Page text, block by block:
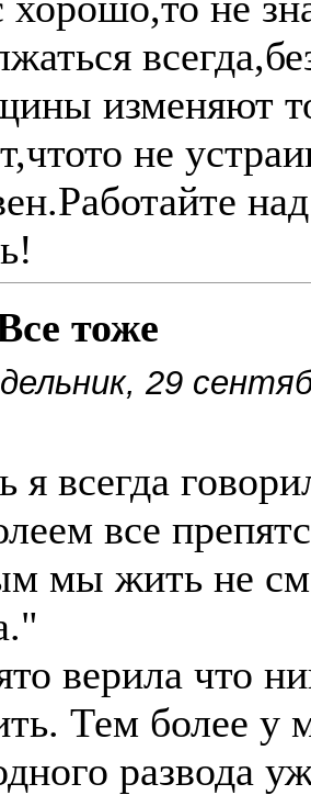
изменяют
не
тоже
29
я всегда
все
мы жить не
верила что
Тем более у
развода